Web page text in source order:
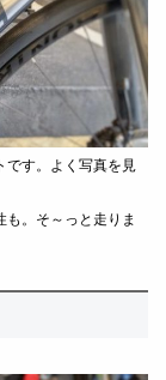
です。よく写真を見
。そ～っと走りま